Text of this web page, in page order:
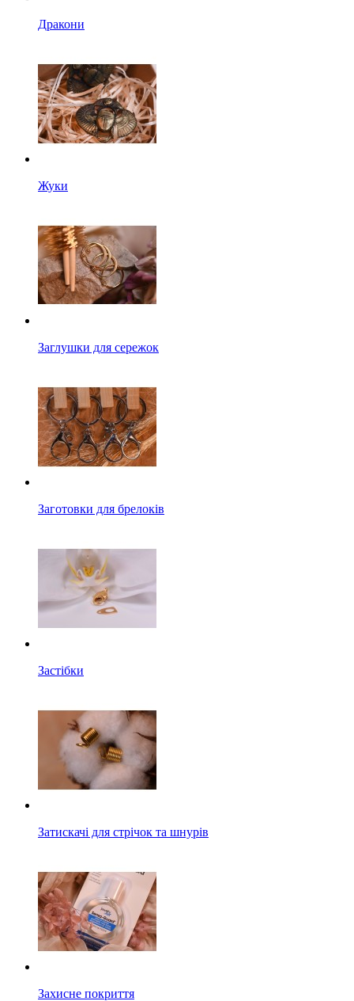
Дракони
Жуки
Заглушки для сережок
Заготовки для брелоків
Застібки
Затискачі для стрічок та шнурів
Захисне покриття